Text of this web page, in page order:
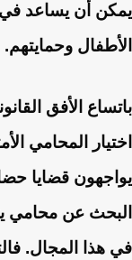
يمكن أن يساعد في
الأطفال وحمايتهم.
باتساع الأفق
اختيار المحامي
يواجهون قضايا
البحث عن محامي
في هذا المجال.